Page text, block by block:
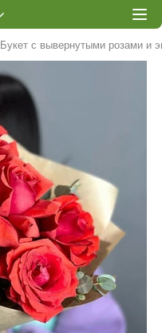
Букет с вывернутыми розами и